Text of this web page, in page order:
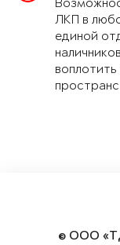
ЛКП в
единой
© ООО